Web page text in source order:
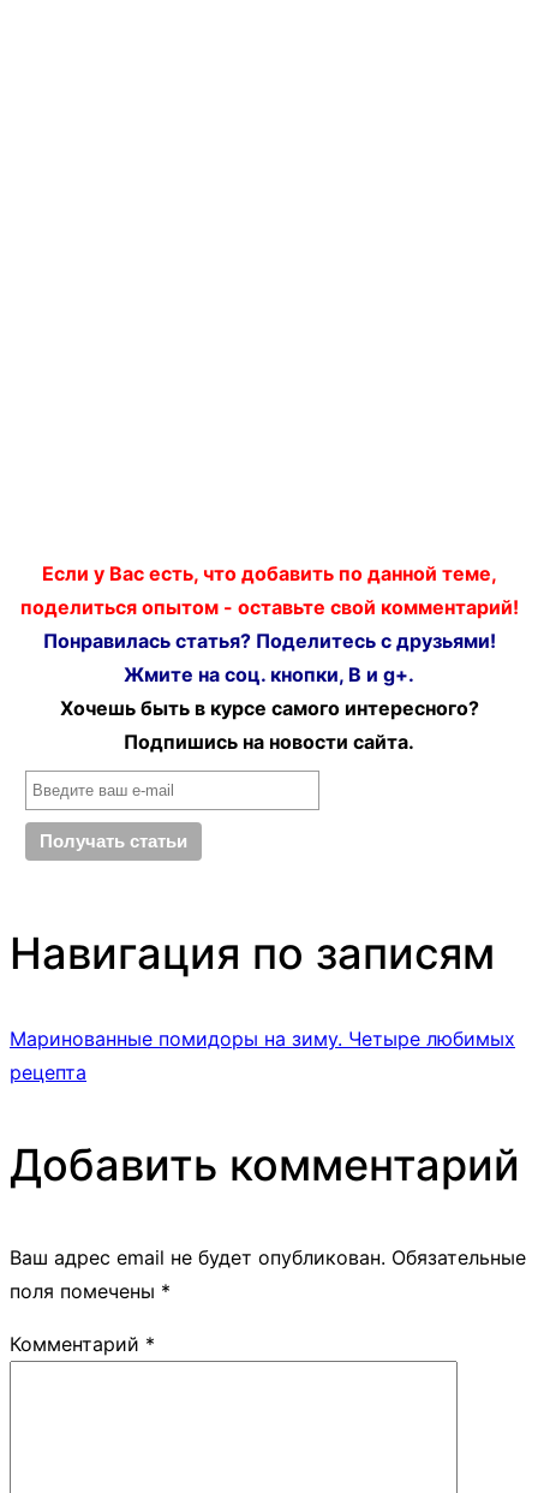
Если у Вас есть, что добавить по данной теме,
поделиться опытом - оставьте свой комментарий!
Понравилась статья? Поделитесь с друзьями!
Жмите на соц. кнопки, В и g+.
Хочешь быть в курсе самого интересного?
Подпишись на новости сайта.
Навигация по записям
Маринованные помидоры на зиму. Четыре любимых
рецепта
Добавить комментарий
Ваш адрес email не будет опубликован. Обязательные
поля помечены *
Комментарий *